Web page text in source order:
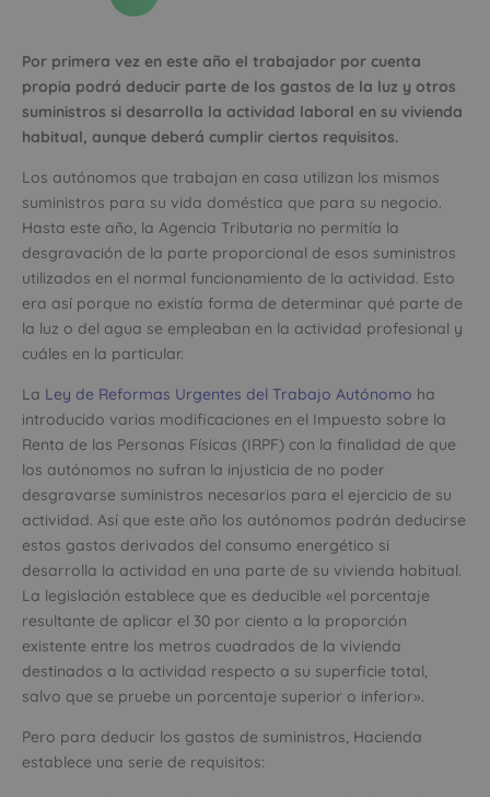
Por primera vez en este año el trabajador por cuenta
propia podrá deducir parte de los gastos de la luz y otros
suministros si desarrolla la actividad laboral en su vivienda
habitual, aunque deberá cumplir ciertos requisitos.
Los autónomos que trabajan en casa utilizan los mismos
suministros para su vida doméstica que para su negocio.
Hasta este año, la Agencia Tributaria no permitía la
desgravación de la parte proporcional de esos suministros
utilizados en el normal funcionamiento de la actividad. Esto
era así porque no existía forma de determinar qué parte de
la luz o del agua se empleaban en la actividad profesional y
cuáles en la particular.
La Ley de Reformas Urgentes del Trabajo Autónomo ha
introducido varias modificaciones en el Impuesto sobre la
Renta de las Personas Físicas (IRPF) con la finalidad de que
los autónomos no sufran la injusticia de no poder
desgravarse suministros necesarios para el ejercicio de su
actividad. Así que este año los autónomos podrán deducirse
estos gastos derivados del consumo energético si
desarrolla la actividad en una parte de su vivienda habitual.
La legislación establece que es deducible «el porcentaje
resultante de aplicar el 30 por ciento a la proporción
existente entre los metros cuadrados de la vivienda
destinados a la actividad respecto a su superficie total,
salvo que se pruebe un porcentaje superior o inferior».
Pero para deducir los gastos de suministros, Hacienda
establece una serie de requisitos: